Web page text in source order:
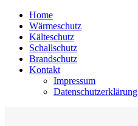
Home
Wärmeschutz
Kälteschutz
Schallschutz
Brandschutz
Kontakt
Impressum
Datenschutzerklärung